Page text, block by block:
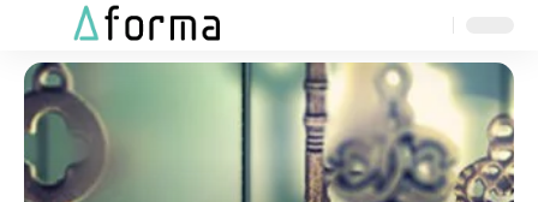
Resizer